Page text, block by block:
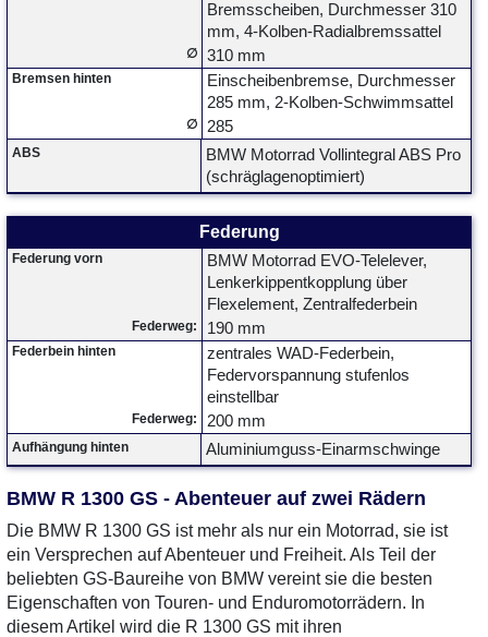
Bremsscheiben, Durchmesser 310
mm, 4-Kolben-Radialbremssattel
∅ 310 mm
Bremsen hinten
Einscheibenbremse, Durchmesser
285 mm, 2-Kolben-Schwimmsattel
∅ 285
ABS
BMW Motorrad Vollintegral ABS Pro
(schräglagenoptimiert)
Federung
Federung vorn
BMW Motorrad EVO-Telelever,
Lenkerkippentkopplung über
Flexelement, Zentralfederbein
Federweg: 190 mm
Federbein hinten
zentrales WAD-Federbein,
Federvorspannung stufenlos
einstellbar
Federweg: 200 mm
Aufhängung hinten Aluminiumguss-Einarmschwinge
BMW R 1300 GS - Abenteuer auf zwei Rädern
Die BMW R 1300 GS ist mehr als nur ein Motorrad, sie ist
ein Versprechen auf Abenteuer und Freiheit. Als Teil der
beliebten GS-Baureihe von BMW vereint sie die besten
Eigenschaften von Touren- und Enduromotorrädern. In
diesem Artikel wird die R 1300 GS mit ihren